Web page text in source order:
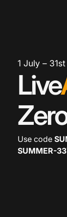
1 July –
Live
Use code
SUMMER-